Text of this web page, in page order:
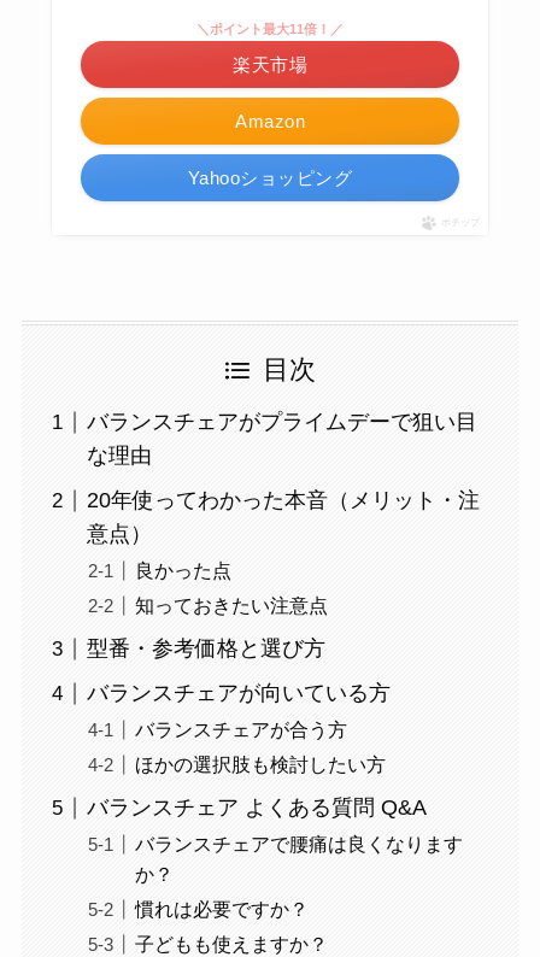
Amazon
＼ポイント最大11倍！／
楽天市場
Yahooショッピング
ポチップ
目次
バランスチェアがプライムデーで狙い目
な理由
20年使ってわかった本音（メリット・注
意点）
良かった点
知っておきたい注意点
型番・参考価格と選び方
バランスチェアが向いている方
バランスチェアが合う方
ほかの選択肢も検討したい方
バランスチェア よくある質問 Q&A
バランスチェアで腰痛は良くなります
か？
慣れは必要ですか？
子どもも使えますか？